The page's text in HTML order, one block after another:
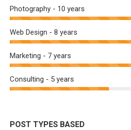
Photography - 10 years
Web Design - 8 years
Marketing - 7 years
Consulting - 5 years
POST TYPES BASED